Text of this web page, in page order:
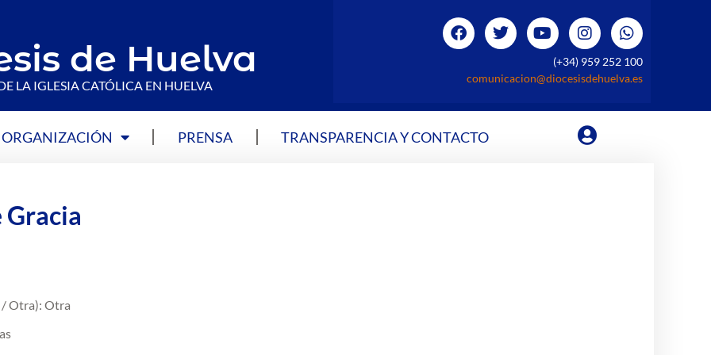
de Huelva
LA IGLESIA CATÓLICA EN HUELVA
(+34) 959 252 100
comunicacion@diocesisdehuelva.es
ORGANIZACIÓN PRENSA TRANSPARENCIA Y CONTACTO
Otra): Otra